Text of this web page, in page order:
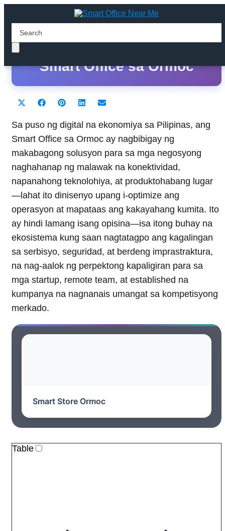
Ang Pinakamahusay na
Smart Office sa Ormoc
Share
T
w
i
t
e
)
Share
c
e
b
o
k
Share
n
t
e
e
s
Share
n
k
e
I
n
Share
a
i
l
Sa puso ng digital na ekonomiya sa Pilipinas, ang
Smart Office sa Ormoc ay nagbibigay ng
makabagong solusyon para sa mga negosyong
naghahanap ng malawak na konektividad,
napanahong teknolohiya, at produktohabang lugar
—lahat ito dinisenyo upang i-optimize ang
operasyon at mapataas ang kakayahang kumita. Ito
ay hindi lamang isang opisina—isa itong buhay na
ekosistema kung saan nagtatagpo ang kagalingan
sa serbisyo, seguridad, at berdeng imprastraktura,
na nag-aalok ng perpektong kapaligiran para sa
mga startup, remote team, at established na
kumpanya na nagnanais umangat sa kompetisyong
merkado.
Smart Store Ormoc
Table